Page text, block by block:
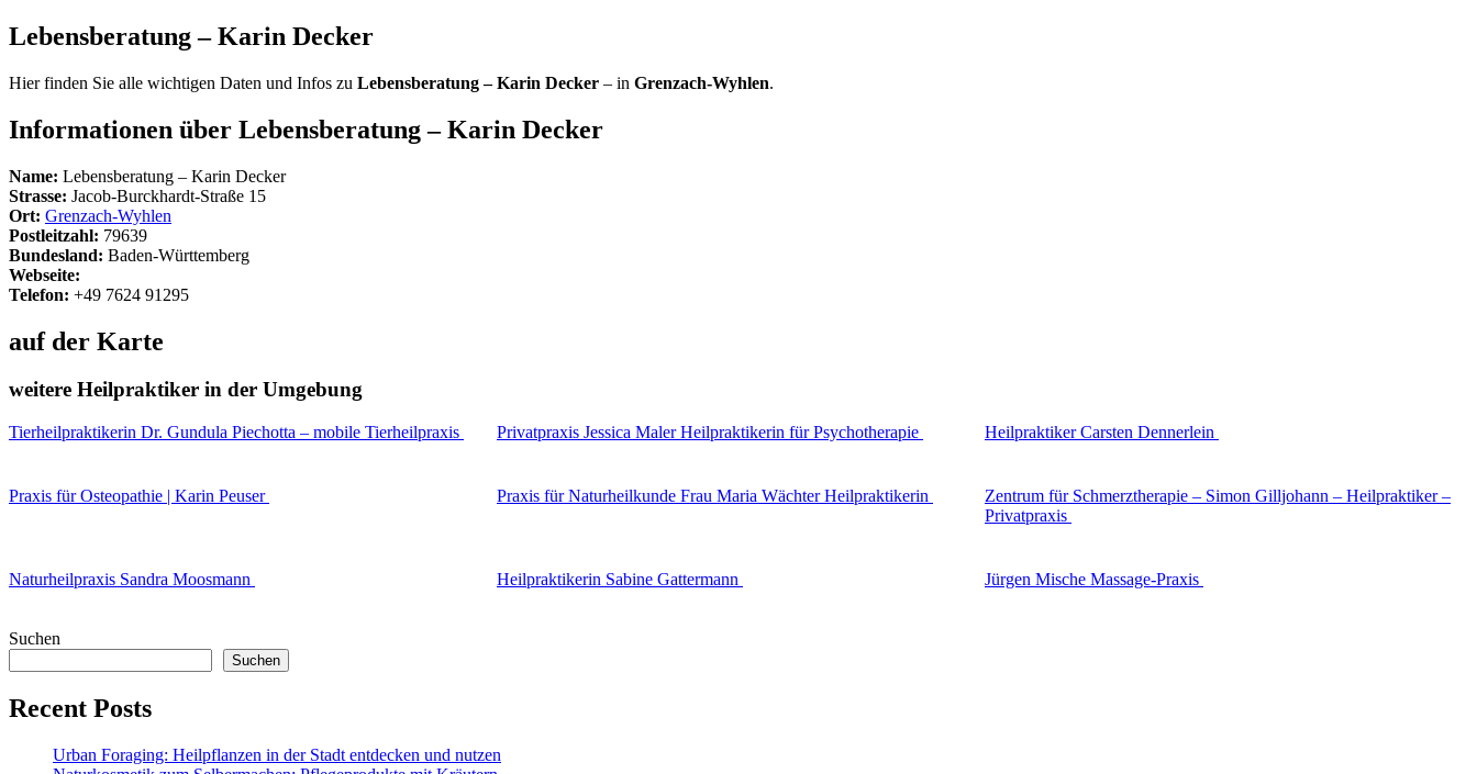
Lebensberatung – Karin Decker
Hier finden Sie alle wichtigen Daten und Infos zu Lebensberatung – Karin Decker – in Grenzach-Wyhlen.
Informationen über Lebensberatung – Karin Decker
Name: Lebensberatung – Karin Decker
Strasse: Jacob-Burckhardt-Straße 15
Ort: Grenzach-Wyhlen
Postleitzahl: 79639
Bundesland: Baden-Württemberg
Webseite:
Telefon: +49 7624 91295
auf der Karte
weitere Heilpraktiker in der Umgebung
Tierheilpraktikerin Dr. Gundula Piechotta – mobile Tierheilpraxis Privatpraxis Jessica Maler Heilpraktikerin für Psychotherapie Heilpraktiker Carsten Dennerlein
Praxis für Osteopathie | Karin Peuser Praxis für Naturheilkunde Frau Maria Wächter Heilpraktikerin
Zentrum für Schmerztherapie – Simon Gilljohann – Heilpraktiker –
Privatpraxis
Naturheilpraxis Sandra Moosmann Heilpraktikerin Sabine Gattermann Jürgen Mische Massage-Praxis
Suchen
Suchen
Recent Posts
Urban Foraging: Heilpflanzen in der Stadt entdecken und nutzen